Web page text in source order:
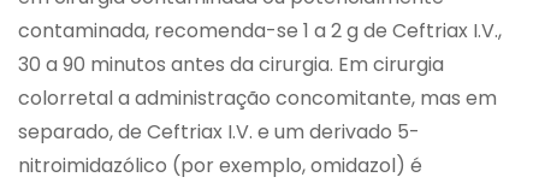
contaminada, recomenda-se 1 a 2 g de Ceftriax I.V.,
30 a 90 minutos antes da cirurgia. Em cirurgia
colorretal a administração concomitante, mas em
separado, de Ceftriax I.V. e um derivado 5-
nitroimidazólico (por exemplo, omidazol) é